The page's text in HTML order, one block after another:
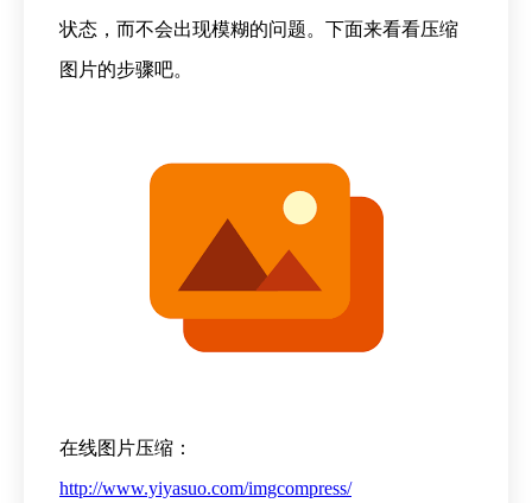
状态，而不会出现模糊的问题。下面来看看压缩
图片的步骤吧。
在线图片压缩：
http://www.yiyasuo.com/imgcompress/